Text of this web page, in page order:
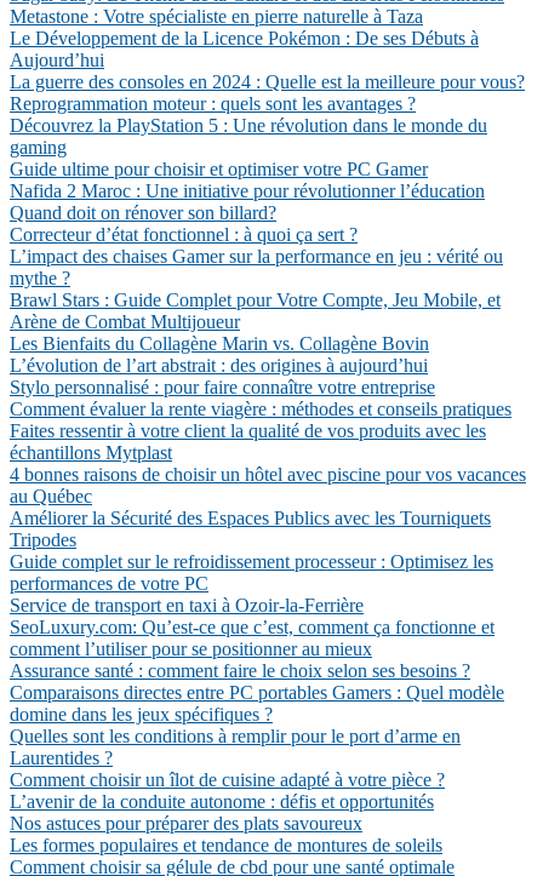
Metastone : Votre spécialiste en pierre naturelle à Taza
Le Développement de la Licence Pokémon : De ses Débuts à
Aujourd’hui
La guerre des consoles en 2024 : Quelle est la meilleure pour vous?
Reprogrammation moteur : quels sont les avantages ?
Découvrez la PlayStation 5 : Une révolution dans le monde du
gaming
Guide ultime pour choisir et optimiser votre PC Gamer
Nafida 2 Maroc : Une initiative pour révolutionner l’éducation
Quand doit on rénover son billard?
Correcteur d’état fonctionnel : à quoi ça sert ?
L’impact des chaises Gamer sur la performance en jeu : vérité ou
mythe ?
Brawl Stars : Guide Complet pour Votre Compte, Jeu Mobile, et
Arène de Combat Multijoueur
Les Bienfaits du Collagène Marin vs. Collagène Bovin
L’évolution de l’art abstrait : des origines à aujourd’hui
Stylo personnalisé : pour faire connaître votre entreprise
Comment évaluer la rente viagère : méthodes et conseils pratiques
Faites ressentir à votre client la qualité de vos produits avec les
échantillons Mytplast
4 bonnes raisons de choisir un hôtel avec piscine pour vos vacances
au Québec
Améliorer la Sécurité des Espaces Publics avec les Tourniquets
Tripodes
Guide complet sur le refroidissement processeur : Optimisez les
performances de votre PC
Service de transport en taxi à Ozoir-la-Ferrière
SeoLuxury.com: Qu’est-ce que c’est, comment ça fonctionne et
comment l’utiliser pour se positionner au mieux
Assurance santé : comment faire le choix selon ses besoins ?
Comparaisons directes entre PC portables Gamers : Quel modèle
domine dans les jeux spécifiques ?
Quelles sont les conditions à remplir pour le port d’arme en
Laurentides ?
Comment choisir un îlot de cuisine adapté à votre pièce ?
L’avenir de la conduite autonome : défis et opportunités
Nos astuces pour préparer des plats savoureux
Les formes populaires et tendance de montures de soleils
Comment choisir sa gélule de cbd pour une santé optimale